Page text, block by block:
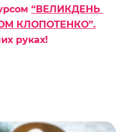
“ВЕЛИКДЕНЬ
КЛОПОТЕНКО”.
руках!